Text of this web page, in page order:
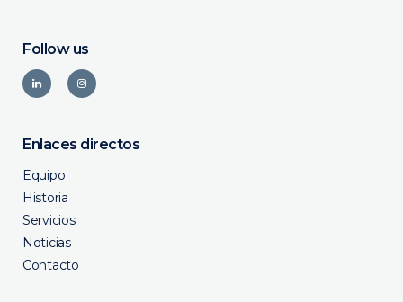
Follow us
Enlaces directos
Equipo
Historia
Servicios
Noticias
Contacto